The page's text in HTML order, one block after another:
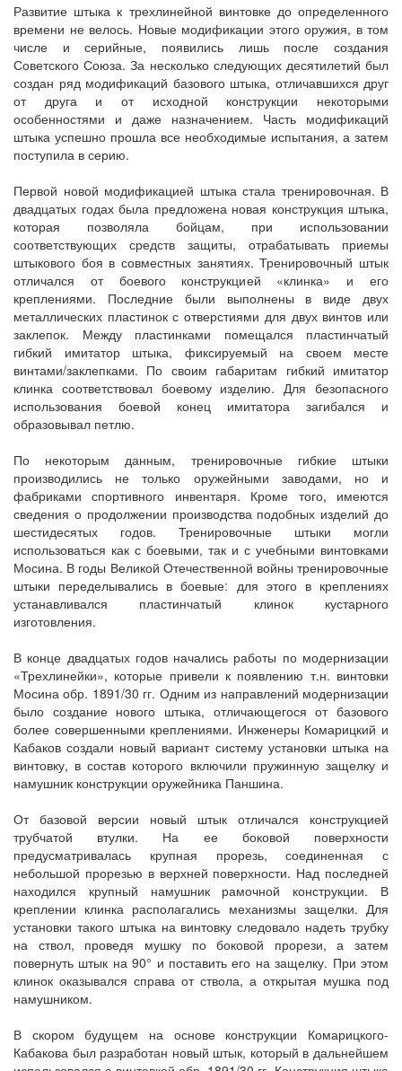
Развитие штыка к трехлинейной винтовке до определенного
времени не велось. Новые модификации этого оружия, в том
числе и серийные, появились лишь после создания
Советского Союза. За несколько следующих десятилетий был
создан ряд модификаций базового штыка, отличавшихся друг
от друга и от исходной конструкции некоторыми
особенностями и даже назначением. Часть модификаций
штыка успешно прошла все необходимые испытания, а затем
поступила в серию.
Первой новой модификацией штыка стала тренировочная. В
двадцатых годах была предложена новая конструкция штыка,
которая позволяла бойцам, при использовании
соответствующих средств защиты, отрабатывать приемы
штыкового боя в совместных занятиях. Тренировочный штык
отличался от боевого конструкцией «клинка» и его
креплениями. Последние были выполнены в виде двух
металлических пластинок с отверстиями для двух винтов или
заклепок. Между пластинками помещался пластинчатый
гибкий имитатор штыка, фиксируемый на своем месте
винтами/заклепками. По своим габаритам гибкий имитатор
клинка соответствовал боевому изделию. Для безопасного
использования боевой конец имитатора загибался и
образовывал петлю.
По некоторым данным, тренировочные гибкие штыки
производились не только оружейными заводами, но и
фабриками спортивного инвентаря. Кроме того, имеются
сведения о продолжении производства подобных изделий до
шестидесятых годов. Тренировочные штыки могли
использоваться как с боевыми, так и с учебными винтовками
Мосина. В годы Великой Отечественной войны тренировочные
штыки переделывались в боевые: для этого в креплениях
устанавливался пластинчатый клинок кустарного
изготовления.
В конце двадцатых годов начались работы по модернизации
«Трехлинейки», которые привели к появлению т.н. винтовки
Мосина обр. 1891/30 гг. Одним из направлений модернизации
было создание нового штыка, отличающегося от базового
более совершенными креплениями. Инженеры Комарицкий и
Кабаков создали новый вариант систему установки штыка на
винтовку, в состав которого включили пружинную защелку и
намушник конструкции оружейника Паншина.
От базовой версии новый штык отличался конструкцией
трубчатой втулки. На ее боковой поверхности
предусматривалась крупная прорезь, соединенная с
небольшой прорезью в верхней поверхности. Над последней
находился крупный намушник рамочной конструкции. В
креплении клинка располагались механизмы защелки. Для
установки такого штыка на винтовку следовало надеть трубку
на ствол, проведя мушку по боковой прорези, а затем
повернуть штык на 90° и поставить его на защелку. При этом
клинок оказывался справа от ствола, а открытая мушка под
намушником.
В скором будущем на основе конструкции Комарицкого-
Кабакова был разработан новый штык, который в дальнейшем